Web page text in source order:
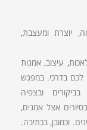
יוצרת ומעצבת,
עיצוב, אמנות
לכם בדרכי. במפגש
ובצפיה
אצל אמנים,
וכמובן, בכתיבה.